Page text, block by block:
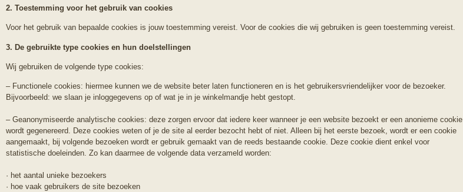
2. Toestemming voor het gebruik van cookies
Voor het gebruik van bepaalde cookies is jouw toestemming vereist. Voor de cookies die wij gebruiken is geen toestemming vereist.
3. De gebruikte type cookies en hun doelstellingen
Wij gebruiken de volgende type cookies:
– Functionele cookies: hiermee kunnen we de website beter laten functioneren en is het gebruikersvriendelijker voor de bezoeker.
Bijvoorbeeld: we slaan je inloggegevens op of wat je in je winkelmandje hebt gestopt.
– Geanonymiseerde analytische cookies: deze zorgen ervoor dat iedere keer wanneer je een website bezoekt er een anonieme cookie
wordt gegenereerd. Deze cookies weten of je de site al eerder bezocht hebt of niet. Alleen bij het eerste bezoek, wordt er een cookie
aangemaakt, bij volgende bezoeken wordt er gebruik gemaakt van de reeds bestaande cookie. Deze cookie dient enkel voor
statistische doeleinden. Zo kan daarmee de volgende data verzameld worden:
· het aantal unieke bezoekers
· hoe vaak gebruikers de site bezoeken